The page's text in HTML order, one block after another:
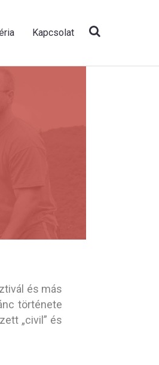
Kapcsolat
és más
története
„civil” és